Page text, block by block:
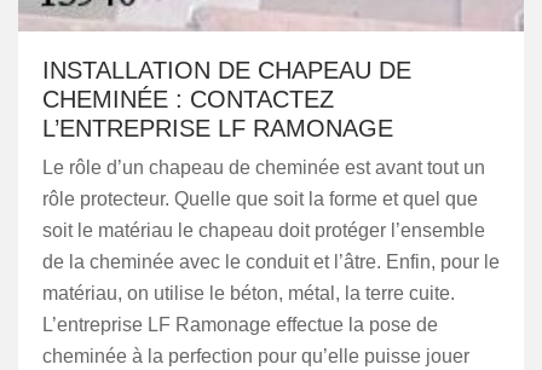
INSTALLATION DE CHAPEAU DE
CHEMINÉE : CONTACTEZ
L’ENTREPRISE LF RAMONAGE
Le rôle d’un chapeau de cheminée est avant tout un
rôle protecteur. Quelle que soit la forme et quel que
soit le matériau le chapeau doit protéger l’ensemble
de la cheminée avec le conduit et l’âtre. Enfin, pour le
matériau, on utilise le béton, métal, la terre cuite.
L’entreprise LF Ramonage effectue la pose de
cheminée à la perfection pour qu’elle puisse jouer